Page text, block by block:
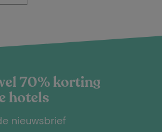
70% korting
hotels
nieuwsbrief